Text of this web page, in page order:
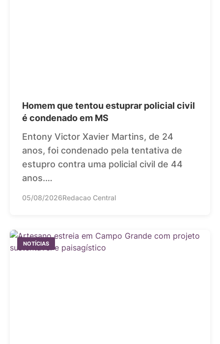
Homem que tentou estuprar policial civil
é condenado em MS
Entony Victor Xavier Martins, de 24
anos, foi condenado pela tentativa de
estupro contra uma policial civil de 44
anos.…
05/08/2026Redacao Central
NOTÍCIAS